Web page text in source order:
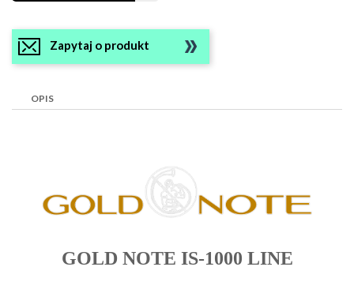
Zapytaj o produkt
OPIS
GOLD NOTE IS-1000 LINE